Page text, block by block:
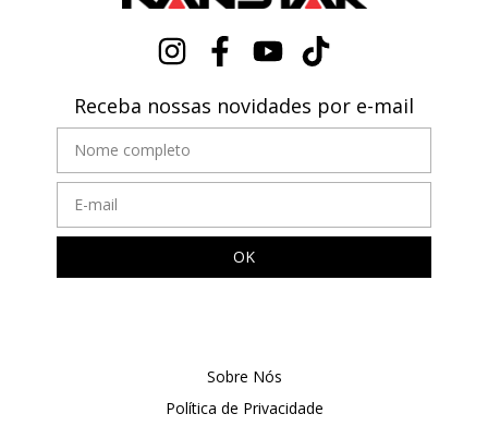
Receba nossas novidades por e-mail
Sobre Nós
Política de Privacidade